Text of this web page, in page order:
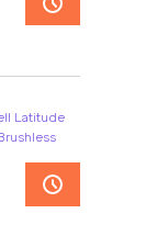
Latitude